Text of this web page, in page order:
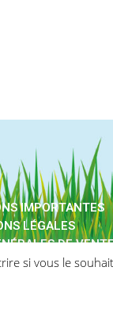
IMPORTANTES
LÉGALES
DE
si vous le